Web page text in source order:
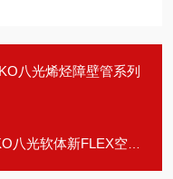
八光烯烃障壁管系列
光软体新FLEX空气软管